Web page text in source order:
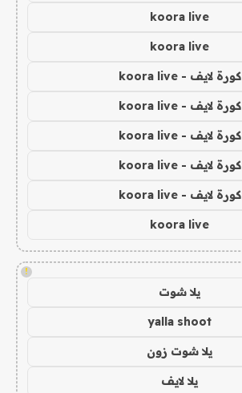
koora live
koora live
كورة لايف - koora live
كورة لايف - koora live
كورة لايف - koora live
كورة لايف - koora live
كورة لايف - koora live
koora live
!
يلا شوت
yalla shoot
يلا شوت زون
يلا لايف